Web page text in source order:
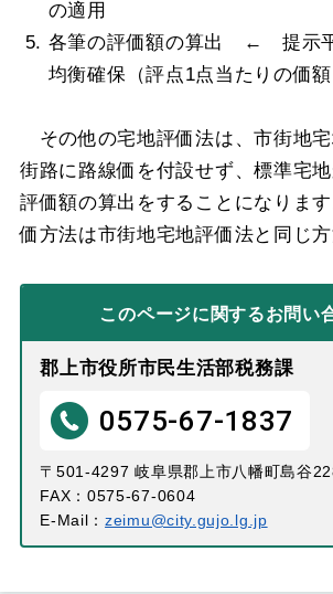
の適用
各筆の評価額の算出 ← 提示
均衡確保（評点1点当たりの価額
その他の宅地評価法は、市街地
街路に路線価を付設せず、標準宅
評価額の算出をすることになりま
価方法は市街地宅地評価法と同じ方
このページに関するお問い
郡上市役所市民生活部税務課
0575-67-1837
〒501-4297 岐阜県郡上市八幡町島谷
FAX：0575-67-0604
E-Mail：zeimu@city.gujo.lg.jp